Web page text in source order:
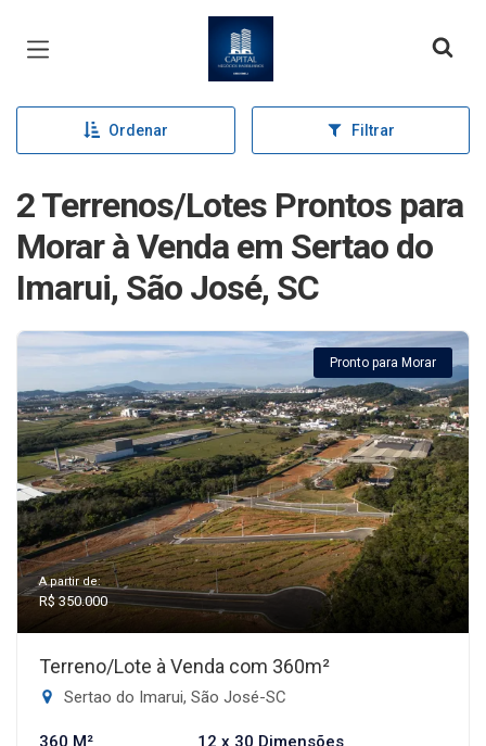
Página inicial
Ordenar Filtrar
2 Terrenos/Lotes Prontos para
Morar à Venda em Sertao do
Imarui, São José, SC
Pronto para Morar
A partir de:
R$ 350.000
Terreno/Lote à Venda com 360m²
Sertao do Imarui, São José-SC
360 M² 12 x 30 Dimensões